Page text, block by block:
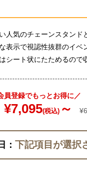
人気のチェーンスタンド
表示で視認性抜群のイベ
シート状にたためるので
員登録でもっとお得に／
¥7,095(税込) ～
： 下記項目が選択